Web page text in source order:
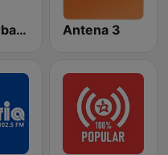
Rádio Urbana FM Antena 3